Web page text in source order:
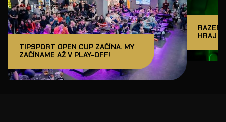
TIPSPORT OPEN CUP ZAČÍNA. MY
ZAČÍNAME AŽ V PLAY-OFF!
RAZER
HRAJ